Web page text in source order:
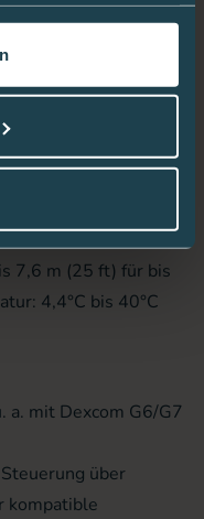
den Anwender
× 1,45 cm
7,6 m (25 ft) für bis
4,4°C bis 40°C
a. mit Dexcom G6/G7
über
kompatible